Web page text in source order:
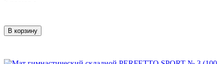
В корзину